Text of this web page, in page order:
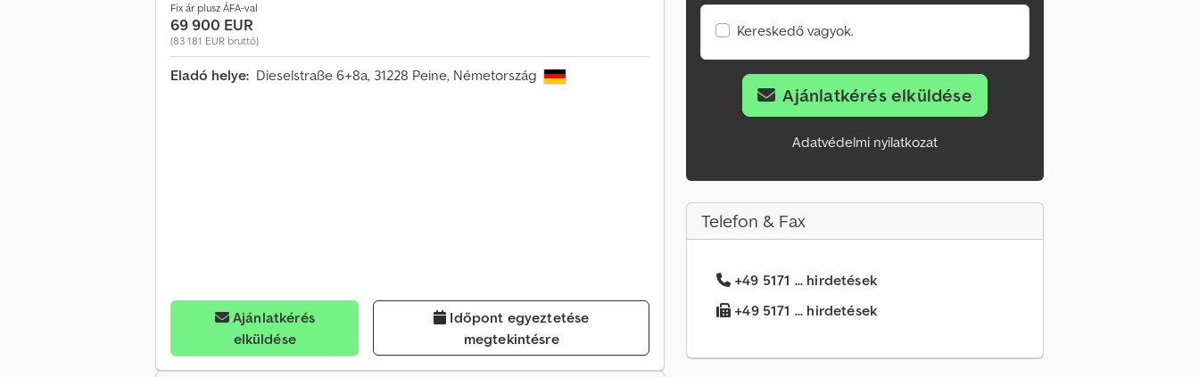
Fix ár plusz ÁFA-val
69 900 EUR
(83 181 EUR bruttó)
Eladó helye: Dieselstraße 6+8a, 31228 Peine, Németország
Ajánlatkérés
elküldése
megtekintésre
Kereskedő vagyok.
Ajánlatkérés elküldése
Adatvédelmi nyilatkozat
Telefon & Fax
+49 5171 ... hirdetések
+49 5171 ... hirdetések